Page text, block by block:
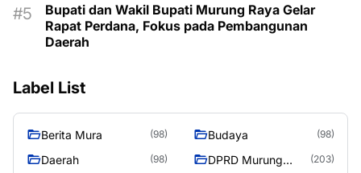
Bupati dan Wakil Bupati Murung Raya Gelar
Rapat Perdana, Fokus pada Pembangunan
Daerah
Label List
Berita Mura (98) Budaya (98)
Daerah (98)
DPRD Murung
(203)